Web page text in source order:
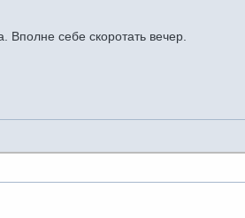
Вполне себе скоротать вечер.